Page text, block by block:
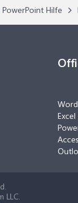
Hilfe
LLC.